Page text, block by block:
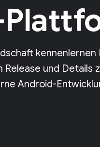
kennenlernen
und Details
Android-